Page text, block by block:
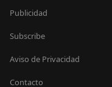
Publicidad
Subscribe
Aviso de Privacidad
Contacto